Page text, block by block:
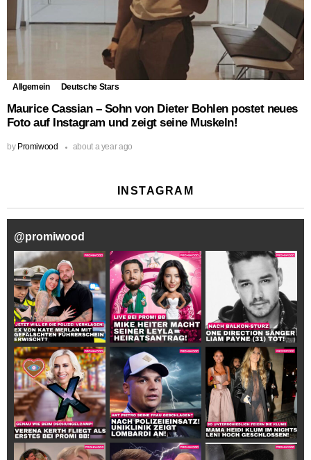
Allgemein Deutsche Stars
Maurice Cassian – Sohn von Dieter Bohlen postet neues
Foto auf Instagram und zeigt seine Muskeln!
by Promiwood about a year ago
INSTAGRAM
@promiwood